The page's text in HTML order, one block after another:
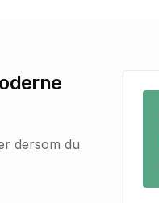
dersom du